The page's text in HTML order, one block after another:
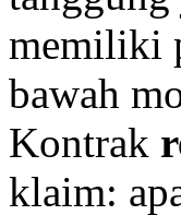
memiliki
bawah
Kontrak
klaim: